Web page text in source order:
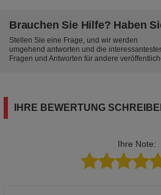
Brauchen Sie Hilfe? Haben
Stellen Sie eine Frage, und wir werden
umgehend antworten und die
Fragen und Antworten für andere
IHRE BEWERTUNG
Ihre Note: